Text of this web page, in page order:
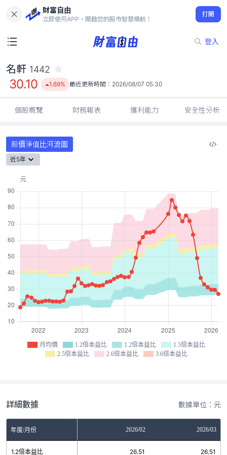
財富自由
立即使用APP，開啟您的股市智慧導航！
打開
登入
30.10
1.69%
名軒 1442
30.10 1.69% 最近更新時間： 2026/08/07 05:30
個股概覽 財務報表 獲利能力 安全性分析
股價淨值比河流圖
近5年
月均價 1.2倍本益比 1.2倍本益比
1.5倍本益比
2.5倍本益比
2.6倍本益比 3.6倍本益比
詳細數據 數據單位：元
年度/月份 2026/02 2026/03
1.2倍本益比 26.51 26.51